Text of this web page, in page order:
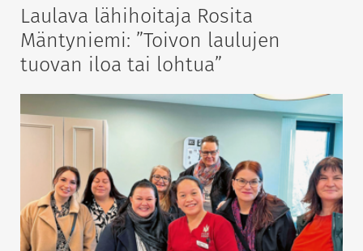
Laulava lähihoitaja Rosita
Mäntyniemi: ”Toivon laulujen
tuovan iloa tai lohtua”